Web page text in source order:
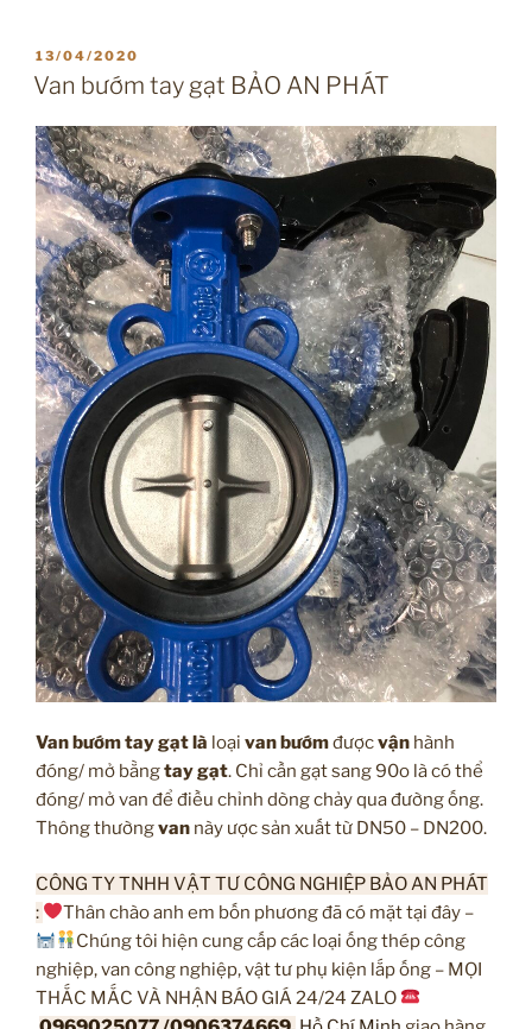
ĐĂNG
TRONG
13/04/2020
Van bướm tay gạt BẢO AN PHÁT
Van bướm tay gạt là loại van bướmđượcvận hành
đóng/ mở bằngtay gạt. Chỉ cần gạt sang 90o là có thể
đóng/ mở van để điều chỉnh dòng chảy qua đường ống.
Thông thườngvan này ược sản xuất từ DN50 – DN200.
CÔNG TY TNHH VẬT TƯ CÔNG NGHIỆP BẢO AN PHÁT
:
Thân chào anh em bốn phương đã có mặt tại đây –
Chúng tôi hiện cung cấp các loại ống thép công
nghiệp, van công nghiệp, vật tư phụ kiện lắp ống – MỌI
THẮC MẮC VÀ NHẬN BÁO GIÁ 24/24 ZALO